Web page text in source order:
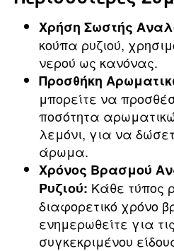
Χρήση Σωστής
κούπα ρυζιού,
νερού ως κανόνας.
Προσθήκη
μπορείτε να
ποσότητα
λεμόνι, για να
άρωμα.
Χρόνος Βρασμού
Ρυζιού: Κάθε τύπος
διαφορετικό χρόνο
ενημερωθείτε για
συγκεκριμένου